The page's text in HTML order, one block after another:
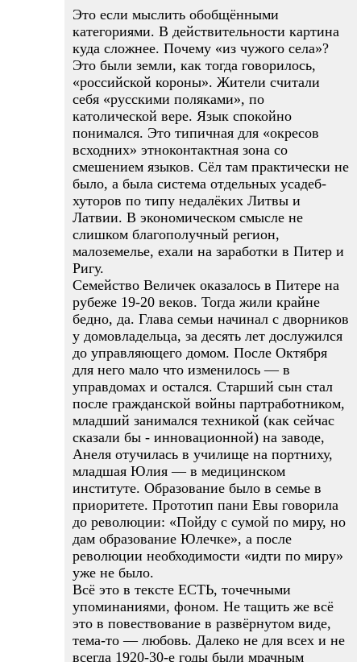
Это если мыслить обобщёнными
категориями. В действительности картина
куда сложнее. Почему «из чужого села»?
Это были земли, как тогда говорилось,
«российской короны». Жители считали
себя «русскими поляками», по
католической вере. Язык спокойно
понимался. Это типичная для «окресов
всходних» этноконтактная зона со
смешением языков. Сёл там практически не
было, а была система отдельных усадеб-
хуторов по типу недалёких Литвы и
Латвии. В экономическом смысле не
слишком благополучный регион,
малоземелье, ехали на заработки в Питер и
Ригу.
Семейство Величек оказалось в Питере на
рубеже 19-20 веков. Тогда жили крайне
бедно, да. Глава семьи начинал с дворников
у домовладельца, за десять лет дослужился
до управляющего домом. После Октября
для него мало что изменилось — в
управдомах и остался. Старший сын стал
после гражданской войны партработником,
младший занимался техникой (как сейчас
сказали бы - инновационной) на заводе,
Анеля отучилась в училище на портниху,
младшая Юлия — в медицинском
институте. Образование было в семье в
приоритете. Прототип пани Евы говорила
до революции: «Пойду с сумой по миру, но
дам образование Юлечке», а после
революции необходимости «идти по миру»
уже не было.
Всё это в тексте ЕСТЬ, точечными
упоминаниями, фоном. Не тащить же всё
это в повествование в развёрнутом виде,
тема-то — любовь. Далеко не для всех и не
всегда 1920-30-е годы были мрачным